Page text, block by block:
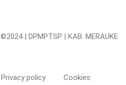
©2024 | DPMPTSP | KAB. MERAUKE
Privacy policy Cookies